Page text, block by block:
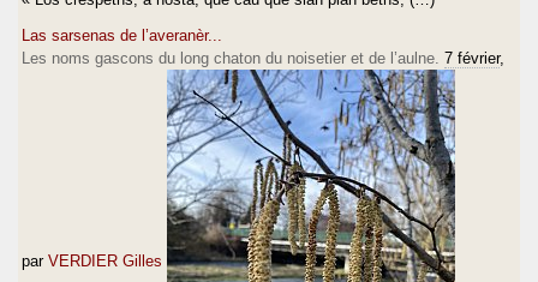
Las sarsenas de l’averanèr...
Les noms gascons du long chaton du noisetier et de l’aulne. 7 février,
par VERDIER Gilles